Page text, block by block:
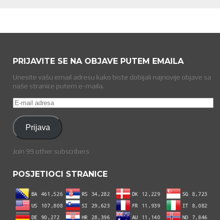
PRIJAVITE SE NA OBJAVE PUTEM EMAILA
Unesite vašu email adresu kako biste dobijali najnovije objave sa
naše stranice putem e-maila.
E-
mail
adresa
Prijava
Join 99 other subscribers
POSJETIOCI STRANICE